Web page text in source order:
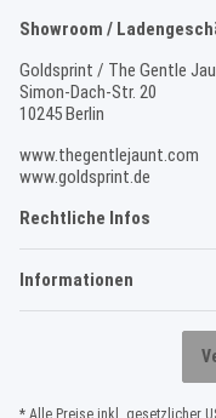
Showroom /
Goldsprint / The Gentle
Simon-Dach-Str. 20
10245 Berlin
www.thegentlejaunt.com
www.goldsprint.de
Rechtliche Infos
Informationen
* Alle Preise inkl. gesetzlicher